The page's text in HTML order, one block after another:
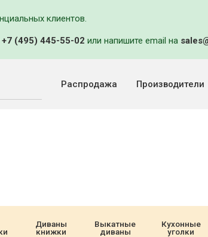
клиентов.
+7 (495) 445-55-02 или напишите email на
Распродажа Производители
Диваны
книжки
Выкатные
диваны
Кухонные
уголки